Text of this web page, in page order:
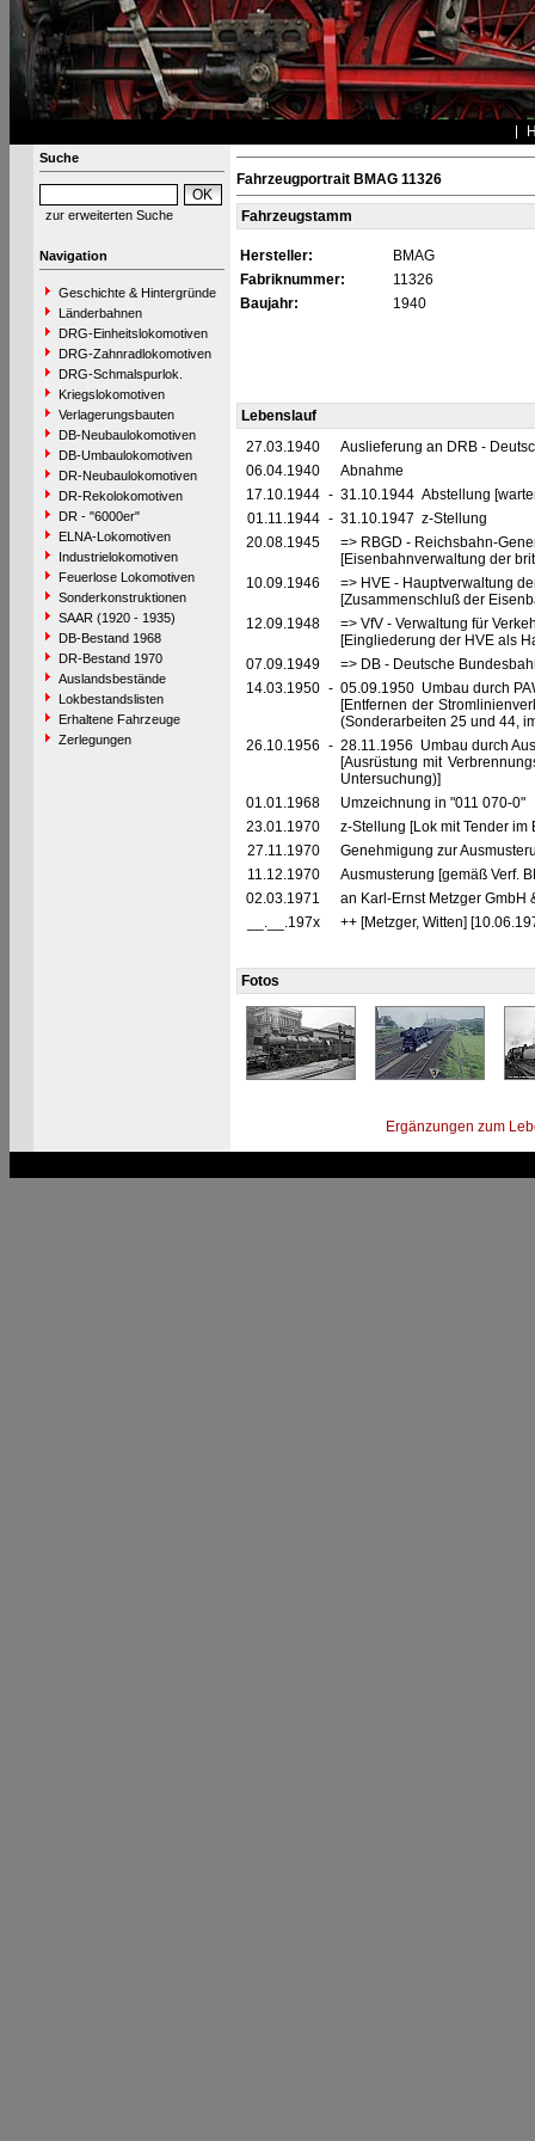
Suche
zur erweiterten Suche
Navigation
Geschichte & Hintergründe
Länderbahnen
DRG-Einheitslokomotiven
DRG-Zahnradlokomotiven
DRG-Schmalspurlok.
Kriegslokomotiven
Verlagerungsbauten
DB-Neubaulokomotiven
DB-Umbaulokomotiven
DR-Neubaulokomotiven
DR-Rekolokomotiven
DR - "6000er"
ELNA-Lokomotiven
Industrielokomotiven
Feuerlose Lokomotiven
Sonderkonstruktionen
SAAR (1920 - 1935)
DB-Bestand 1968
DR-Bestand 1970
Auslandsbestände
Lokbestandslisten
Erhaltene Fahrzeuge
Zerlegungen
Fahrzeugportrait BMAG 11326
Fahrzeugstamm
Hersteller:
BMAG
Fabriknummer:
11326
Baujahr:
1940
Lebenslauf
27.03.1940
Auslieferung an DRB -
06.04.1940
Abnahme
17.10.1944 - 31.10.1944 Abstellung
01.11.1944 - 31.10.1947 z-Stellung
20.08.1945
=> RBGD - Reichsbahn-
[Eisenbahnverwaltung der
10.09.1946
=> HVE - Hauptverwaltung
[Zusammenschluß der
12.09.1948
=> VfV - Verwaltung für
[Eingliederung der HVE als
07.09.1949
=> DB - Deutsche
14.03.1950 - 05.09.1950 Umbau durch
[Entfernen der
(Sonderarbeiten 25 und 44,
26.10.1956 - 28.11.1956 Umbau durch
[Ausrüstung mit
Untersuchung)]
01.01.1968
Umzeichnung in "011 070-0"
23.01.1970
z-Stellung [Lok mit Tender im
27.11.1970
Genehmigung zur
11.12.1970
Ausmusterung [gemäß Verf.
02.03.1971
an Karl-Ernst Metzger GmbH
__.__.197x
++ [Metzger, Witten]
Fotos
Ergänzungen zum